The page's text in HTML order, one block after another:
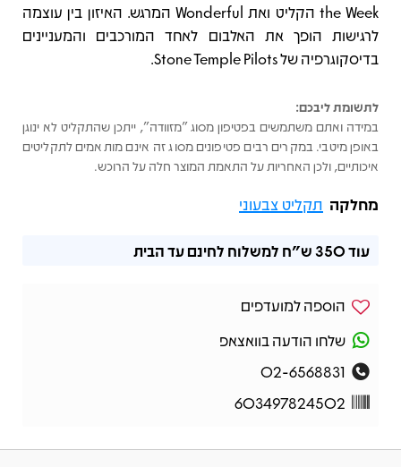
the Week הקליט ואת Wonderful המרגש. האיזון בין עוצמה
לרגישות הופך את האלבום לאחד המורכבים והמעניינים
בדיסקוגרפיה של Stone Temple Pilots.
לתשומת ליבכם:
במידה ואתם משתמשים בפטיפון מסוג "מזוודה", ייתכן שהתקליט לא ינוגן
באופן מיטבי. במקרים רבים פטיפונים מסוג זה אינם מותאמים לתקליטים
איכותיים, ולכן האחריות על התאמת המוצר חלה על הרוכש.
מחלקה תקליט צבעוני
עוד350 ש"ח למשלוח לחינם עד הבית
הוספה למועדפים
שלחו הודעה בוואצאפ
02-6568831
603497824502